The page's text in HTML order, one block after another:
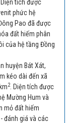
tích được
phức hệ
Pao đã được
đất hiếm phân
của hệ tầng Đồng
huyện Bát Xát,
kéo dài đến xã
2. Diện tích được
Mường Hum và
mỏ đất hiếm
đánh giá và các